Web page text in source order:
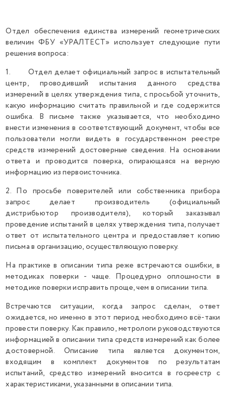
Отдел обеспечения единства измерений геометрических
величин ФБУ «УРАЛТЕСТ» использует следующие пути
решения вопроса:
1. Отдел делает официальный запрос в испытательный
центр, проводивший испытания данного средства
измерений в целях утверждения типа, с просьбой уточнить,
какую информацию считать правильной и где содержится
ошибка. В письме также указывается, что необходимо
внести изменения в соответствующий документ, чтобы все
пользователи могли видеть в государственном реестре
средств измерений достоверные сведения. На основании
ответа и проводится поверка, опирающаяся на верную
информацию из первоисточника.
2. По просьбе поверителей или собственника прибора
запрос делает производитель (официальный
дистрибьютор производителя), который заказывал
проведение испытаний в целях утверждения типа, получает
ответ от испытательного центра и предоставляет копию
письма в организацию, осуществляющую поверку.
На практике в описании типа реже встречаются ошибки, в
методиках поверки - чаще. Процедурно оплошности в
методике поверки исправить проще, чем в описании типа.
Встречаются ситуации, когда запрос сделан, ответ
ожидается, но именно в этот период необходимо всё-таки
провести поверку. Как правило, метрологи руководствуются
информацией в описании типа средств измерений как более
достоверной. Описание типа является документом,
входящим в комплект документов по результатам
испытаний, средство измерений вносится в госреестр с
характеристиками, указанными в описании типа.